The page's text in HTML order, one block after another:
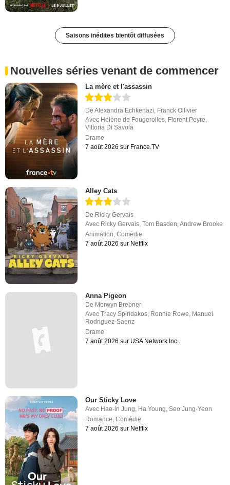
Saisons inédites bientôt diffusées
Nouvelles séries venant de commencer
La mère et l'assassin
DeAlexandra Echkenazi, Franck Ollivier
Avec Hélène de Fougerolles, Florent Peyre,
Vittoria Di Savoia
Drame
7 août 2026 sur France.TV
Alley Cats
De Ricky Gervais
Avec Ricky Gervais,Tom Basden,Andrew Brooke
Animation,Comédie
7 août 2026 sur Netflix
Anna Pigeon
De Morwyn Brebner
AvecTracy Spiridakos Ronnie Rowe Manuel
Rodriguez-Saenz
Drame
7 août 2026 sur USA Network Inc.
Our Sticky Love
Avec Hae-in Jung, Ha Young,Seo Jung-Yeon
Romance,Comédie
7 août 2026 sur Netflix